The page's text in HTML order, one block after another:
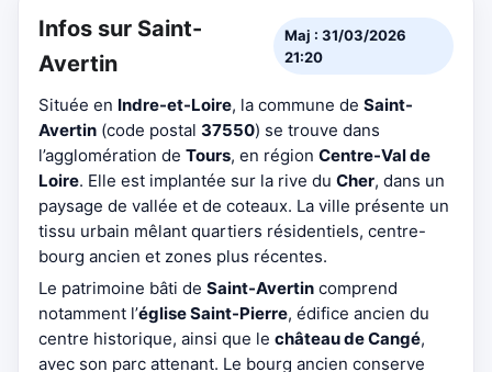
Infos sur Saint-
Avertin
Maj : 31/03/2026
21:20
Située en Indre-et-Loire, la commune de Saint-
Avertin (code postal 37550) se trouve dans
l’agglomération de Tours, en région Centre-Val de
Loire. Elle est implantée sur la rive du Cher, dans un
paysage de vallée et de coteaux. La ville présente un
tissu urbain mêlant quartiers résidentiels, centre-
bourg ancien et zones plus récentes.
Le patrimoine bâti de Saint-Avertin comprend
notamment l’église Saint-Pierre, édifice ancien du
centre historique, ainsi que le château de Cangé,
avec son parc attenant. Le bourg ancien conserve